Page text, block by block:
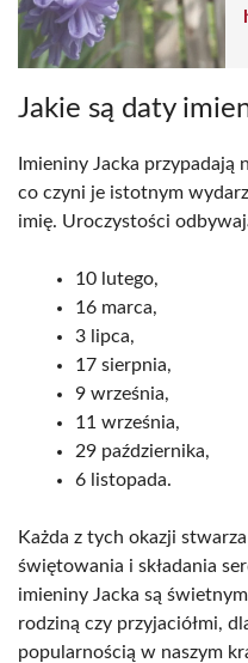
Jakie są daty
Imieniny Jacka
co czyni je istotnym
imię. Uroczystości
10 lutego,
16 marca,
3 lipca,
17 sierpnia,
9 września,
11 września,
29 października,
6 listopada.
Każda z tych okazji
świętowania i składania
imieniny Jacka są
rodziną czy przyjaciółmi,
popularnością w naszym